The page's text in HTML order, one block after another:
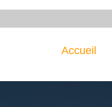
Accueil